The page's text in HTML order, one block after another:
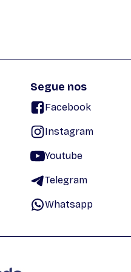
Segue nos
Facebook
Instagram
Youtube
Telegram
Whatsapp